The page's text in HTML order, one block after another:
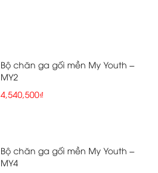
Bộ chăn ga gối mền My Youth –
MY2
4,540,500₫
Bộ chăn ga gối mền My Youth –
MY4